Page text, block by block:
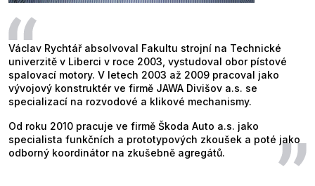
Václav Rychtář absolvoval Fakultu strojní na Technické
univerzitě v Liberci v roce 2003, vystudoval obor pístové
spalovací motory. V letech 2003 až 2009 pracoval jako
vývojový konstruktér ve firmě JAWA Divišov a.s. se
specializací na rozvodové a klikové mechanismy.
Od roku 2010 pracuje ve firmě Škoda Auto a.s. jako
specialista funkčních a prototypových zkoušek a poté jako
odborný koordinátor na zkušebně agregátů.